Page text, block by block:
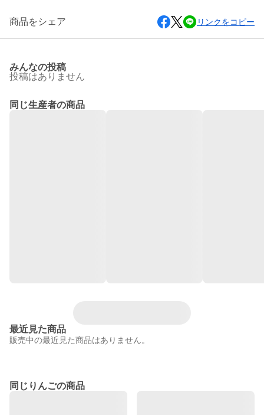
商品をシェア リンクをコピー
みんなの投稿
投稿はありません
同じ生産者の商品
最近見た商品
販売中の最近見た商品はありません。
同じりんごの商品